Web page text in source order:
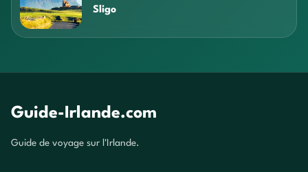
Sligo
Guide-Irlande.com
Guide de voyage sur l'Irlande.